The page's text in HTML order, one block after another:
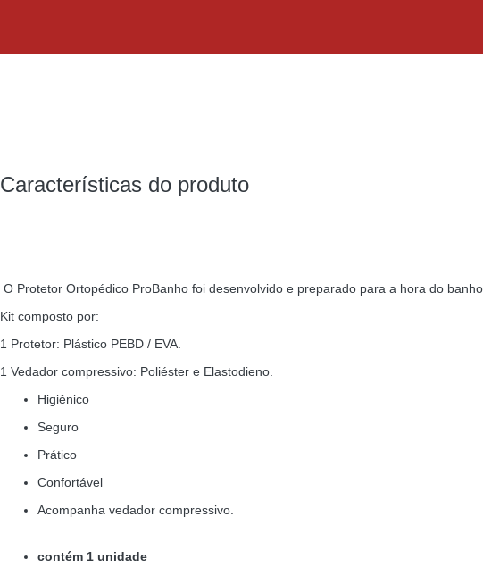
Características do produto
O Protetor Ortopédico ProBanho foi desenvolvido e preparado para a hora do
Kit composto por:
1 Protetor: Plástico PEBD / EVA.
1 Vedador compressivo: Poliéster e Elastodieno.
Higiênico
Seguro
Prático
Confortável
Acompanha vedador compressivo.
contém 1 unidade